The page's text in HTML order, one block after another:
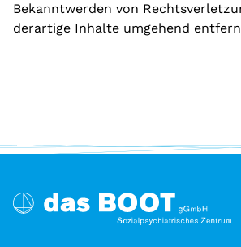
Bekanntwerden von
derartige Inhalte umgehend